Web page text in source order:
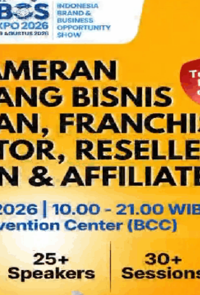
Kelanakuliner mencoba Ikan
dengan minuman unggulan
dan garingnya ikan Gurame Goreng begitu
kesegaran Es Kelapa Batok Cincau
Anda tertarik berkunjung
Sabar dulu...! Karena bisa jadi
bila tak lebih dahulu melakukan
RM Saung Apung selalu penuh
Jadi jangan berharap Anda
beruntung dapatkan tempat di
daerah tanah Pasundan dengan
dan 1 pendopo yang berkapasitas 50
yang datang telah memesan tempat
Setidaknya bila Anda hendak
yang paling sepi dengan pengunjung,
di hari itu, sementara waktu ini, adalah